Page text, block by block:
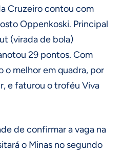
Cruzeiro contou com
Oppenkoski. Principal
(virada de bola)
29 pontos. Com
o melhor em quadra, por
e faturou o troféu Viva
de confirmar a vaga na
o Minas no segundo